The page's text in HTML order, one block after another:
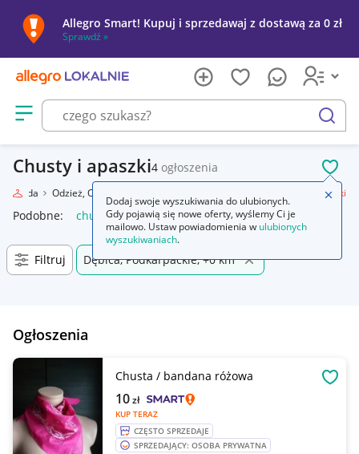
Allegro Smart! Kupuj i sprzedawaj z dostawą za 0 zł
Sprawdź »
Otwórz menu z kategoriami
szukaj
Chusty i apaszki4 ogłoszenia
Moda Odzież, Obuwie, Dodatki Chusty i apaszki
Podobne: chusty i apaszki
Filtruj Dębica, Podkarpackie, +0 km
Ogłoszenia
Chusta / bandana różowa
KUP TERAZ
10zł
CZĘSTO SPRZEDAJE
SPRZEDAJĄCY: OSOBA PRYWATNA
Dodaj swoje wyszukiwania do ulubionych.
Gdy pojawią się nowe oferty, wyślemy Ci je
mailowo. Ustaw powiadomienia w ulubionych
wyszukiwaniach.